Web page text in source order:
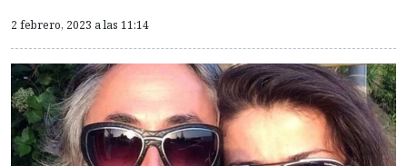
2 febrero, 2023 a las 11:14